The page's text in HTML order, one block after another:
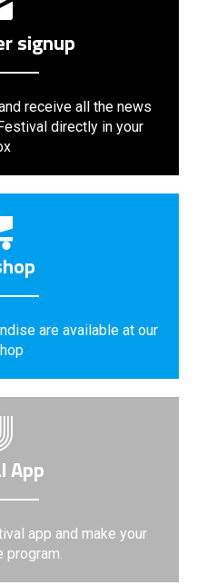
signup
receive all the news
directly in your
are available at our
App
app and make your
program.